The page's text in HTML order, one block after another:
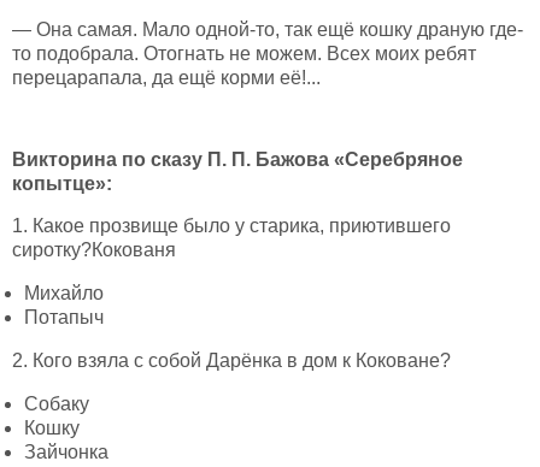
— Она самая. Мало одной-то, так ещё кошку драную где-
то подобрала. Отогнать не можем. Всех моих ребят
перецарапала, да ещё корми её!...
Викторина по сказу П. П. Бажова «Серебряное
копытце»:
1. Какое прозвище было у старика, приютившего
сиротку?Кокованя
Михайло
Потапыч
2. Кого взяла с собой Дарёнка в дом к Коковане?
Собаку
Кошку
Зайчонка